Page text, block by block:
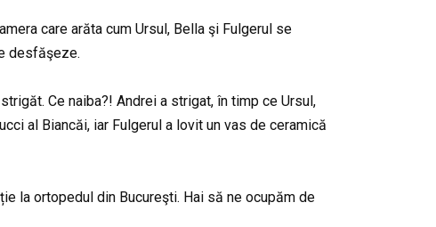
care arăta cum Ursul, Bella şi Fulgerul se
desfăşeze.
Ce naiba?! Andrei a strigat, în timp ce Ursul,
al Biancăi, iar Fulgerul a lovit un vas de ceramică
la ortopedul din Bucureşti. Hai să ne ocupăm de